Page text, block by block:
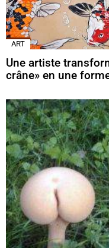
ART
Une artiste
crâne» en une